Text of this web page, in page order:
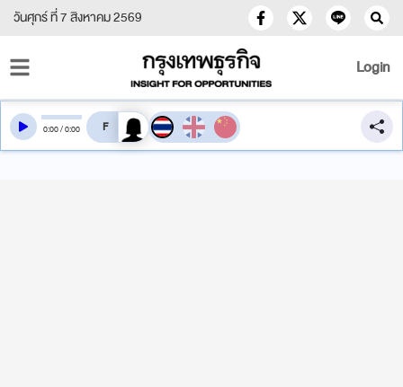
วันศุกร์ ที่ 7 สิงหาคม 2569
Login
0:00/0:00 สลับเสียงอ่าน